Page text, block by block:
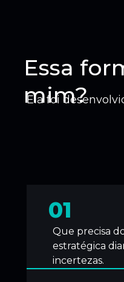
Essa
mim?
Ela foi
01
Que precisa
estratégica
incertezas.